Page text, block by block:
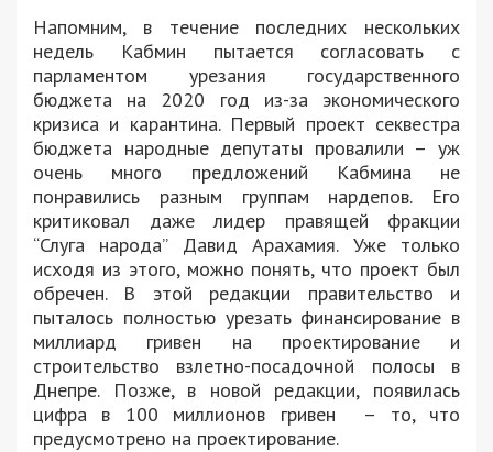
Напомним, в течение последних нескольких
недель Кабмин пытается согласовать с
парламентом урезания государственного
бюджета на 2020 год из-за экономического
кризиса и карантина. Первый проект секвестра
бюджета народные депутаты провалили – уж
очень много предложений Кабмина не
понравились разным группам нардепов. Его
критиковал даже лидер правящей фракции
“Слуга народа” Давид Арахамия. Уже только
исходя из этого, можно понять, что проект был
обречен. В этой редакции правительство и
пыталось полностью урезать финансирование в
миллиард гривен на проектирование и
строительство взлетно-посадочной полосы в
Днепре. Позже, в новой редакции, появилась
цифра в 100 миллионов гривен – то, что
предусмотрено на проектирование.